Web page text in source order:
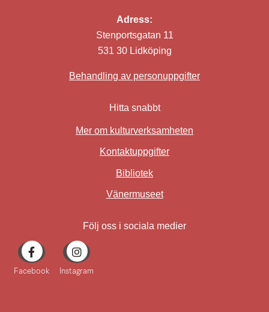
Adress:
Stenportsgatan 11
531 30 Lidköping
Behandling av personuppgifter
Hitta snabbt
Mer om kulturverksamheten
Kontaktuppgifter
Bibliotek
VänermuseetLänk till annan
Följ oss i sociala medier
Facebook Instagram